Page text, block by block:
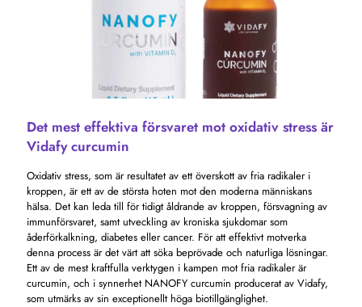
Det mest effektiva försvaret mot oxidativ stress är
Vidafy curcumin
Oxidativ stress, som är resultatet av ett överskott av fria radikaler i
kroppen, är ett av de största hoten mot den moderna människans
hälsa. Det kan leda till för tidigt åldrande av kroppen, försvagning av
immunförsvaret, samt utveckling av kroniska sjukdomar som
åderförkalkning, diabetes eller cancer. För att effektivt motverka
denna process är det värt att söka beprövade och naturliga lösningar.
Ett av de mest kraftfulla verktygen i kampen mot fria radikaler är
curcumin, och i synnerhet NANOFY curcumin producerat av Vidafy,
som utmärks av sin exceptionellt höga biotillgänglighet.